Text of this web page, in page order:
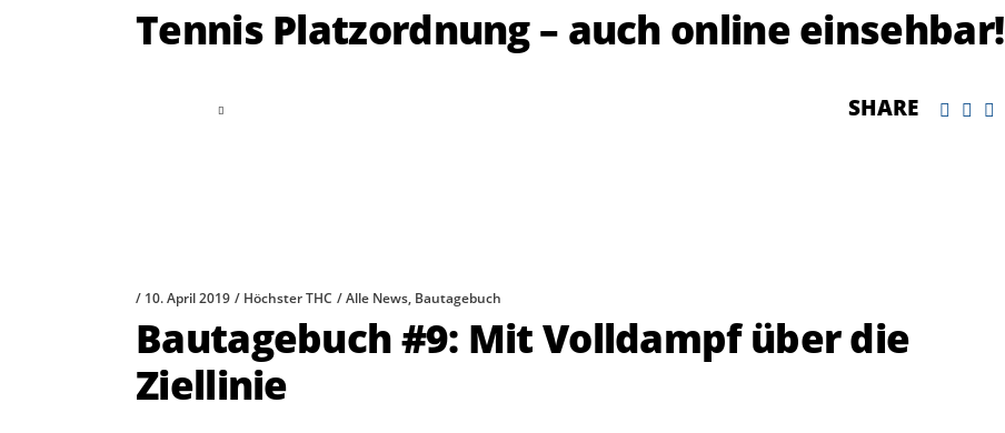
Tennis Platzordnung – auch online einsehbar!
SHARE
10. April 2019 Höchster THC Alle News, Bautagebuch
Bautagebuch #9: Mit Volldampf über die
Ziellinie